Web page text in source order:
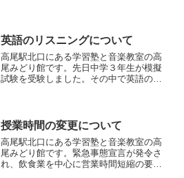
イベントもあり少し...
英語のリスニングについて
高尾駅北口にある学習塾と音楽教室の高
尾みどり館です。先日中学３年生が模擬
試験を受験しました。その中で英語のリ
ぜでしょうか？一番は「英...
授業時間の変更について
高尾駅北口にある学習塾と音楽教室の高
尾みどり館です。緊急事態宣言が発令さ
れ、飲食業を中心に営業時間短縮の要請